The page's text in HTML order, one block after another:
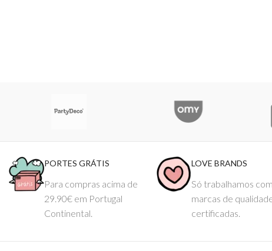
PORTES GRÁTIS
Para compras acima de
29.90€ em Portugal
Continental.
LOVE BRANDS
Só trabalhamos com
marcas de
certificadas.